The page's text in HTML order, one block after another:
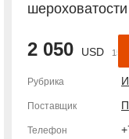
2 050 USD 155
Рубрика
Поставщик
Телефон